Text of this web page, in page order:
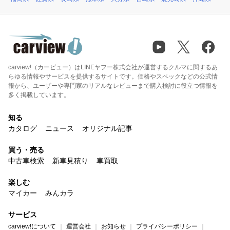
carview!（カービュー）はLINEヤフー株式会社が運営するクルマに関するあ
らゆる情報やサービスを提供するサイトです。価格やスペックなどの公式情
報から、ユーザーや専門家のリアルなレビューまで購入検討に役立つ情報を
多く掲載しています。
知る
カタログ
ニュース オリジナル記事
買う・売る
中古車検索
新車見積り 車買取
楽しむ
マイカー
みんカラ
サービス
carview!について 運営会社 お知らせ プライバシーポリシー